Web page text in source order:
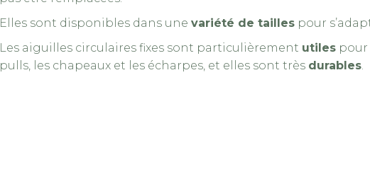
Elles sont disponibles dans une variété de tailles pour
Les aiguilles circulaires fixes sont particulièrement utiles pour
pulls, les chapeaux et les écharpes, et elles sont très durables.